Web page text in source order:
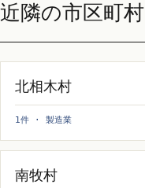
近隣の市区町村
北相木村
1件 · 製造業
南牧村